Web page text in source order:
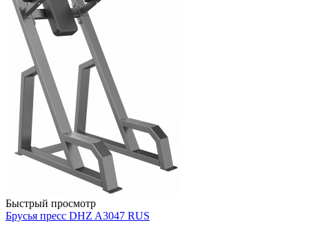
Быстрый просмотр
Брусья пресс DHZ A3047 RUS